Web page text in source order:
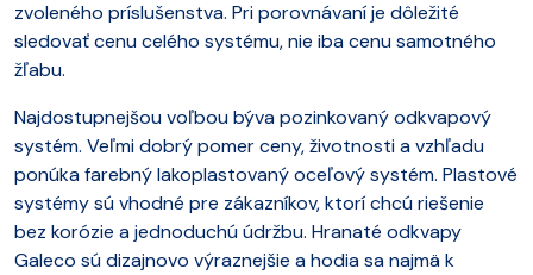
zvoleného príslušenstva. Pri porovnávaní je dôležité
sledovať cenu celého systému, nie iba cenu samotného
žľabu.
Najdostupnejšou voľbou býva pozinkovaný odkvapový
systém. Veľmi dobrý pomer ceny, životnosti a vzhľadu
ponúka farebný lakoplastovaný oceľový systém. Plastové
systémy sú vhodné pre zákazníkov, ktorí chcú riešenie
bez korózie a jednoduchú údržbu. Hranaté odkvapy
Galeco sú dizajnovo výraznejšie a hodia sa najmä k